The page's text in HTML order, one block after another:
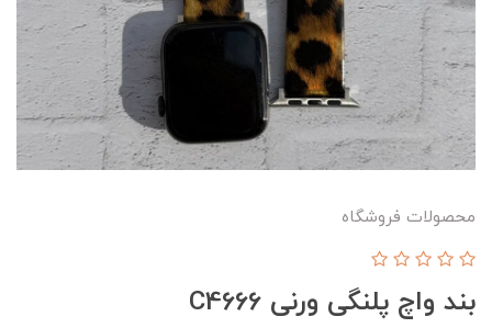
محصولات فروشگاه
بند واچ پلنگی ورنی C4666